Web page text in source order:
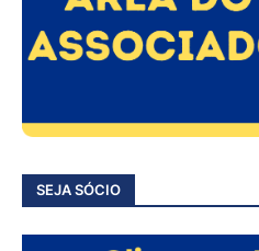
SEJA SÓCIO